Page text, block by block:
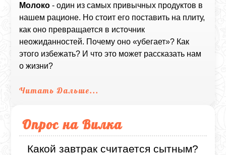
Молоко - один из самых привычных продуктов в
нашем рационе. Но стоит его поставить на плиту,
как оно превращается в источник
неожиданностей. Почему оно «убегает»? Как
этого избежать? И что это может рассказать нам
о жизни?
Читать Дальше...
Опрос на Вилка
Какой завтрак считается сытным?